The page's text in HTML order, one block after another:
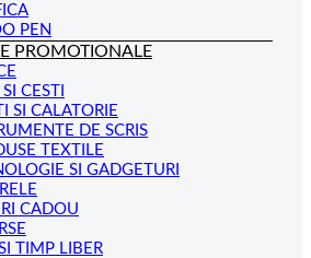
PEN
PROMOTIONALE
CESTI
SI CALATORIE
DE SCRIS
TEXTILE
SI GADGETURI
CADOU
TIMP LIBER